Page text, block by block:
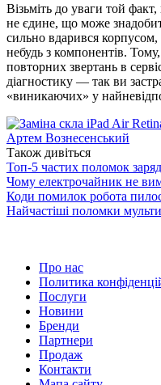
Візьміть до уваги той
не єдине, що може
сильно вдарився
небудь з компонентів.
повторних звертань в
діагностику — так ви
«виникаючих» у
Артем Вознесенський
Також дивіться
Топ-5 частих поломок
Чому електрочайник не
Коди помилок робота
Найчастіші поломки
Про нас
Политика
Послуги
Новини
Бренди
Партнери
Продаж
Контакти